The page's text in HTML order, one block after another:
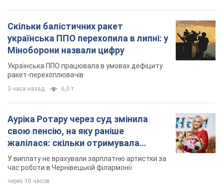
Скільки балістичних ракет
українська ППО перехопила в липні: у
Міноборони назвали цифру
Українська ППО працювала в умовах дефіциту
ракет-перехоплювачів
3 часа назад 6,0 т.
Ауріка Ротару через суд змінила
свою пенсію, на яку раніше
жалілася: скільки отримувала
співачка
У виплату не врахували зарплатню артистки за
час роботи в Чернівецькій філармонії
через 10 часов